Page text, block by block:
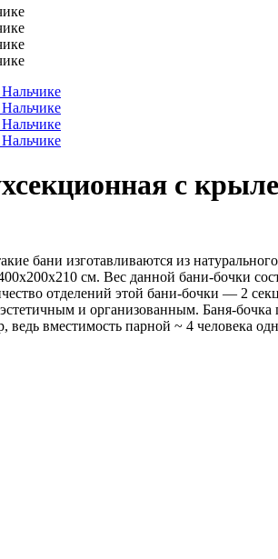
с
бани изготавливаются из
см. Вес данной бани-бочки
отделений этой бани-бочки — 2
и организованным. Баня-
вместимость парной ~ 4 человека